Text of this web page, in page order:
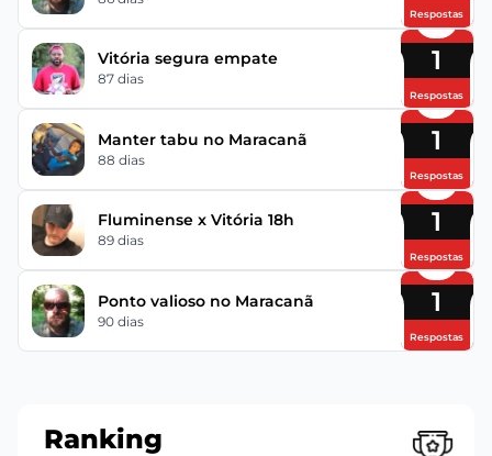
Respostas
Vitória segura empate
87 dias
1
Respostas
Manter tabu no Maracanã
88 dias
1
Respostas
Fluminense x Vitória 18h
89 dias
1
Respostas
Ponto valioso no Maracanã
90 dias
1
Respostas
Ranking